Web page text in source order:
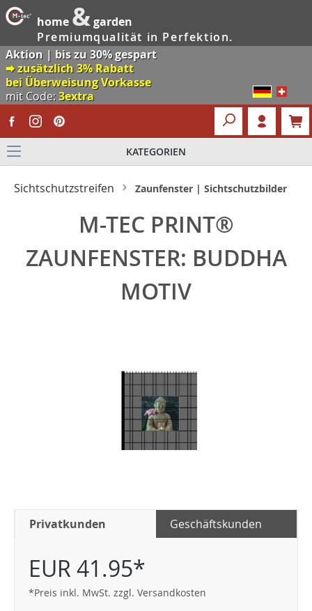
home &garden
Premiumqualität in Perfektion.
Aktion | bis zu 30% gespart
🠮 zusätzlich 3% Rabatt
bei Überweisung Vorkasse
mit Code:3extra
KATEGORIEN
Sichtschutzstreifen Zaunfenster | Sichtschutzbilder
M-TEC PRINT®
ZAUNFENSTER: BUDDHA
MOTIV
Privatkunden Geschäftskunden
EUR 41.95*
*Preis inkl. MwSt. zzgl. Versandkosten